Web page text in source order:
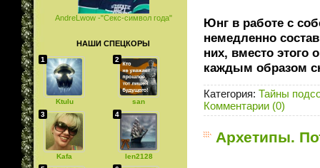
AndreLwow -"Секс-символ года"
НАШИ СПЕЦКОРЫ
Ktulu
1
san
2
Kafa
3
len2128
4
Юнг в работе с
немедленно
них, вместо этого
каждым образом
Категория: Тайны
Комментарии (0)
Архетипы.